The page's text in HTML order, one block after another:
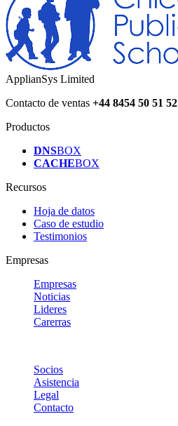
ApplianSys Limited
Contacto de ventas +44 8454 50 51 52
Productos
DNSBOX
CACHEBOX
Recursos
Hoja de datos
Caso de estudio
Testimonios
Empresas
Empresas
Noticias
Lideres
Carerras
Socios
Asistencia
Legal
Contacto